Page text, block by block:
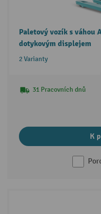
Paletový vozík s váhou
dotykovým displejem
2 Varianty
31 Pracovních dnů
K